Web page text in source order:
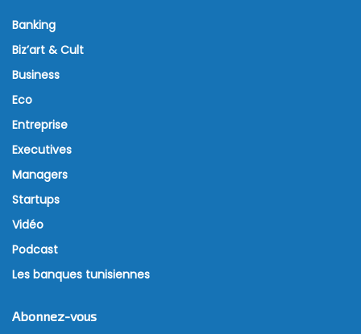
Banking
Biz’art & Cult
Business
Eco
Entreprise
Executives
Managers
Startups
Vidéo
Podcast
Les banques tunisiennes
Abonnez-vous